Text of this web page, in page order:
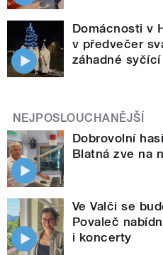
Domácnosti v
v předvečer
záhadné
NEJPOSLOUCHANĚJŠÍ
Dobrovolní
Blatná zve na
Ve Valči se
Povaleč
i koncerty